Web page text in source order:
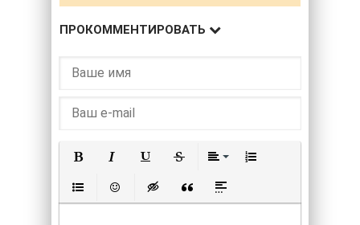
ПРОКОММЕНТИРОВАТЬ
Маркированный список
Вставить смайлик
Вставка скрытого текста
Вставка цитаты
Вставка спойлера